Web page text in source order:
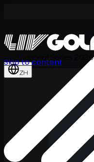
International Series 2026
ZH
Skip to content